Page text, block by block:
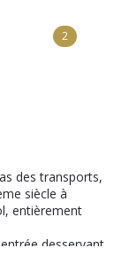
2
des transports,
siècle à
entièrement
desservant